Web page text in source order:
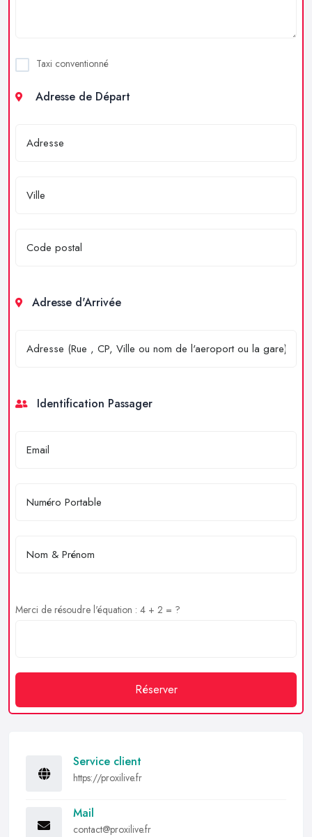
Taxi conventionné
Adresse de Départ
Adresse d'Arrivée
Identification Passager
Merci de résoudre l'équation : 4 + 2 = ?
Réserver
Service client
https://proxilive.fr
Mail
contact@proxilive.fr